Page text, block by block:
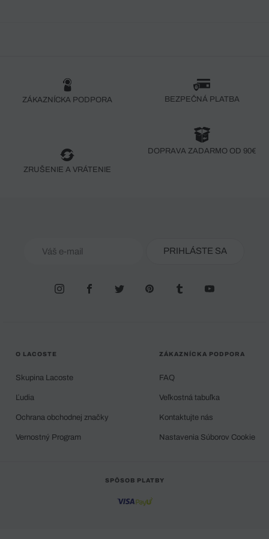
ZÁKAZNÍCKA PODPORA BEZPEČNÁ PLATBA
ZRUŠENIE A VRÁTENIE
DOPRAVA ZADARMO OD 90€
PRIHLÁSTE SA
O LACOSTE
Skupina Lacoste
Ľudia
Ochrana obchodnej značky
Vernostný Program
ZÁKAZNÍCKA PODPORA
FAQ
Veľkostná tabuľka
Kontaktujte nás
Nastavenia Súborov Cookie
SPÔSOB PLATBY